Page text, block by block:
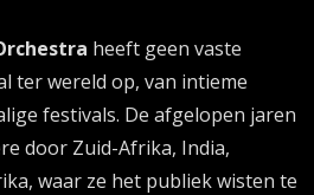
heeft geen vaste
ter wereld op, van intieme
festivals. De afgelopen jaren
door Zuid-Afrika, India,
waar ze het publiek wisten te